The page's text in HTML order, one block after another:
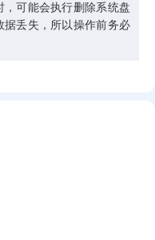
可能会执行删除系统盘
丢失，所以操作前务必